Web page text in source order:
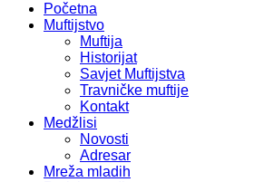
Početna
Muftijstvo
Muftija
Historijat
Savjet Muftijstva
Travničke muftije
Kontakt
Medžlisi
Novosti
Adresar
Mreža mladih